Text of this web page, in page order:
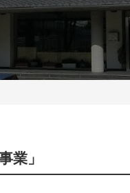
業」